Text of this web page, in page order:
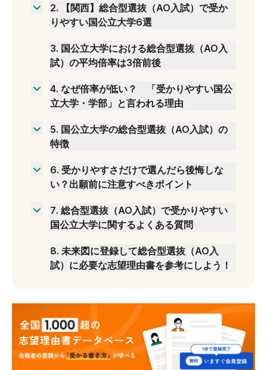
千葉大学・園芸学部
東京科学大学・理学院
東京都立大学・理学部
静岡大学・グローバル共創科学部
信州大学・教育学部
2.
【関西】総合型選抜（AO入試）で受か
りやすい国公立大学6選
大阪大学・文学部
神戸大学・システム情報学部
岡山大学・教育学部
広島大学・文学部
3. 国公立大学における総合型選抜（AO入
試）の平均倍率は3倍前後
4. なぜ倍率が低い？ 「受かりやすい国公
立大学・学部」と言われる理由
2.都市部から離れたところにキャンパスがある
3.募集人数が多いため
4.出願資格や試験内容が特殊であるため
5. 国公立大学の総合型選抜（AO入試）の
特徴
私立大学よりも募集人数が少なめ
二次試験の内容は学部により様々
6. 受かりやすさだけで選んだら後悔しな
い？出願前に注意すべきポイント
レがないか
合格したら入学する意思はあるか
卒業後の進路や就職実績に納得感や安心感はあ
るか
4年間通い続けられる立地であるか
7. 総合型選抜（AO入試）で受かりやすい
国公立大学に関するよくある質問
総合型選抜で落ちた場合、同じ大学を一般入試
で受け直せる？
8. 未来図に登録して総合型選抜（AO入
試）に必要な志望理由書を参考にしよう！